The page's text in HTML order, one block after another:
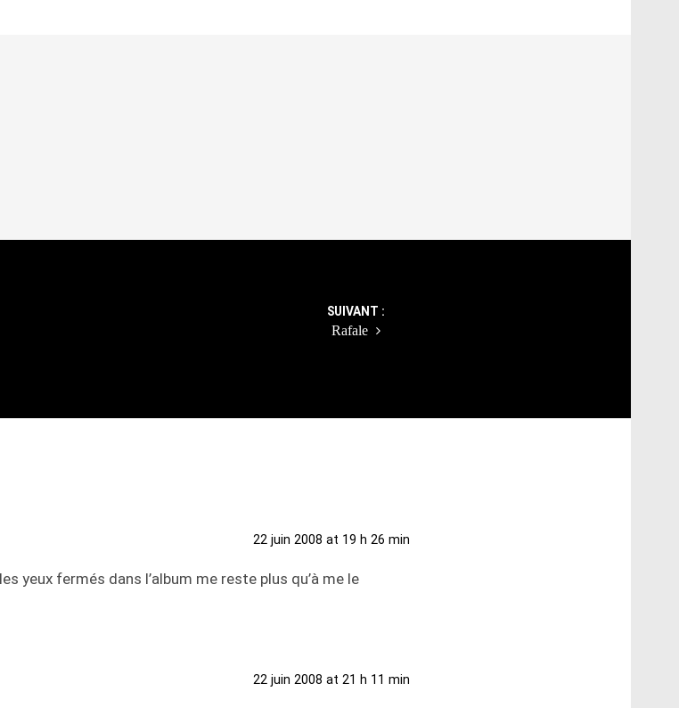
SUIVANT :
Rafale
22 juin 2008 at 19 h 26 min
yeux fermés dans l’album me reste plus qu’à me le
22 juin 2008 at 21 h 11 min